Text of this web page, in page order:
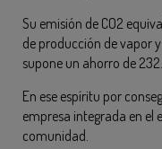
Su emisión de CO2
de producción de vapor
supone un ahorro de
En ese espíritu por
empresa integrada en el
comunidad.